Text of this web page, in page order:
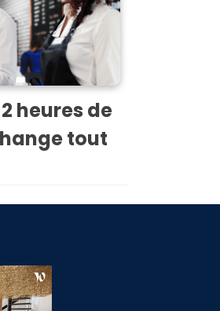
heures de
tout